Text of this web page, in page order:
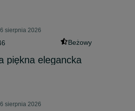
sierpnia 2026
Beżowy
piękna elegancka
sierpnia 2026